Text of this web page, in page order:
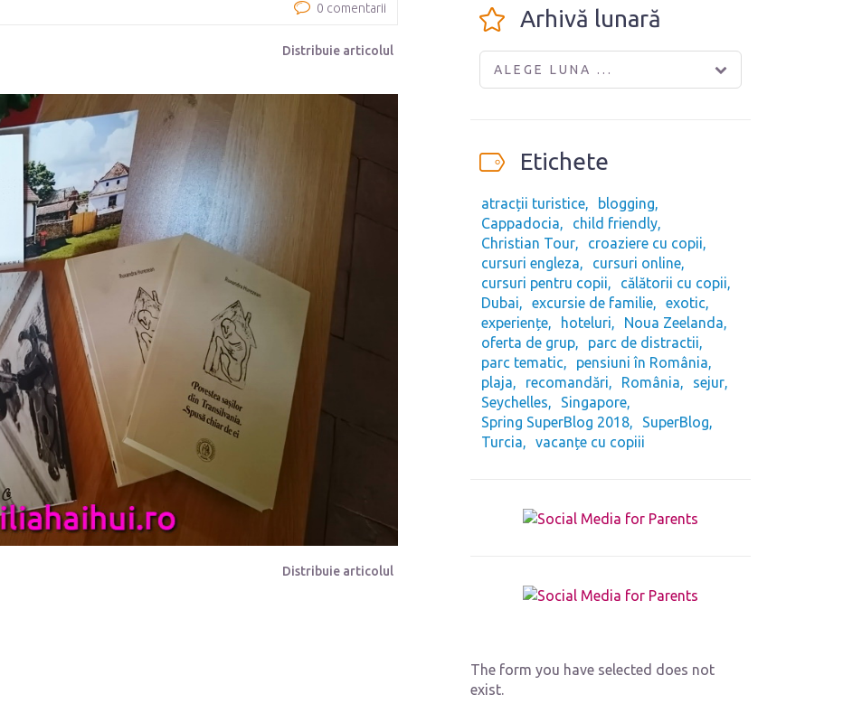
0 comentarii
Distribuie articolul
Distribuie articolul
Arhivă lunară
ALEGE LUNA ...
Etichete
atracții turistice
blogging
Cappadocia
child friendly
Christian Tour
croaziere cu copii
cursuri engleza
cursuri online
cursuri pentru copii
călătorii cu copii
Dubai
excursie de familie
exotic
experiențe
hoteluri
Noua Zeelanda
oferta de grup
parc de distractii
parc tematic
pensiuni în România
plaja
recomandări România
sejur
Seychelles
Singapore
Spring SuperBlog 2018
SuperBlog
Turcia
vacanțe cu copiii
The form you have selected does not
exist.